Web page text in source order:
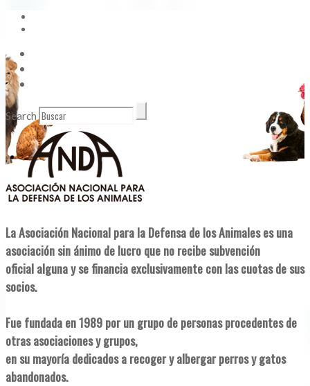
Search
La Asociación Nacional para la Defensa de los Animales es una
asociación sin ánimo de lucro que no recibe subvención
oficial alguna y se financia exclusivamente con las cuotas de sus
socios.
Fue fundada en 1989 por un grupo de personas procedentes de
otras asociaciones y grupos,
en su mayoría dedicados a recoger y albergar perros y gatos
abandonados.